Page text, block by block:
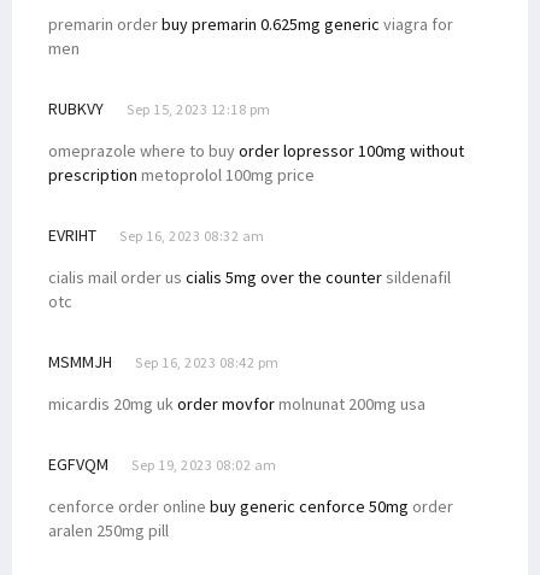
premarin orderbuy premarin 0.625mg generic viagra for
men
RUBKVY Sep 15, 2023 12:18 pm
omeprazole where to buyorder lopressor 100mg without
prescription metoprolol 100mg price
EVRIHT Sep 16, 2023 08:32 am
cialis mail order us cialis 5mg over the countersildenafil
otc
MSMMJH Sep 16, 2023 08:42 pm
micardis 20mg ukorder movformolnunat 200mg usa
EGFVQM Sep 19, 2023 08:02 am
cenforce order online buy generic cenforce 50mg order
aralen 250mg pill